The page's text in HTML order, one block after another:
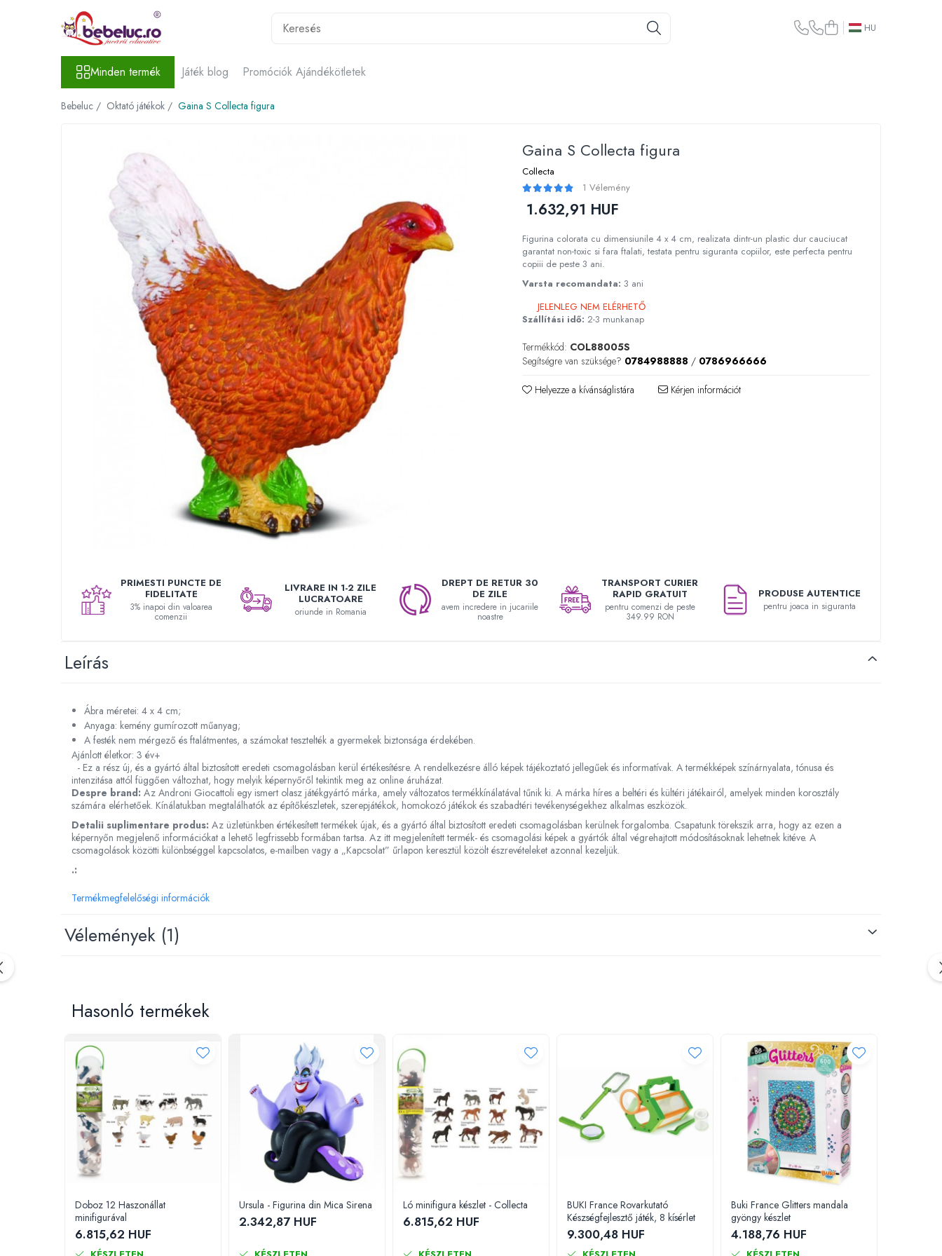
Minden termék
Játékok életkor szerint
Építő készletek gyerekeknek
Kísérleti készletek gyerekeknek
Kreativitást fejlesztő játékok
Gyerek Halloween jelmezek
Háziállat figurák
Montessori játékok
Különleges igények és Down-
Ábécés játékok
Számos játékok
Numberblocks készletek
Motoros készségfejlesztő játékok
Gyümölcs- és zöldségjátékok
Formakirakós
Baba játékok
Érzékelést fejlesztő játékok
Motoros játékok babáknak
Válogató játékok
Zenélő játékok babáknak
Mágneses játékok
Társasjátékok
Logikai játékok
HU
Minden termék Játék blog Promóciók Ajándékötletek
Bebeluc / Oktató játékok / Gaina S Collecta figura
Gaina S Collecta figura
Collecta
1 Vélemény
1.632,91 HUF
Figurina colorata cu dimensiunile 4 x 4 cm, realizata dintr-un plastic dur cauciucat
garantat non-toxic si fara ftalati, testata pentru siguranta copiilor, este perfecta pentru
copiii de peste 3 ani.
Varsta recomandata:3 ani
JELENLEG NEM ELÉRHETŐ
Szállítási idő: 2-3 munkanap
Termékkód: COL88005S
Segítségre van szüksége? 0784988888 / 0786966666
Helyezze a kívánságlistára Kérjen információt
PRIMESTI PUNCTE DE
FIDELITATE
3% inapoi din valoarea
comenzii
LIVRARE IN 1-2 ZILE
LUCRATOARE
oriunde in Romania
DREPT DE RETUR 30
DE ZILE
avem incredere in jucariile
noastre
TRANSPORT CURIER
RAPID GRATUIT
pentru comenzi de peste
349.99 RON
PRODUSE AUTENTICE
pentru joaca in siguranta
Leírás
Ábra méretei: 4 x 4 cm;
Anyaga: kemény gumírozott műanyag;
A festék nem mérgező és ftalátmentes, a számokat tesztelték a gyermekek biztonsága érdekében.
Ajánlott életkor: 3 év+
- Ez a rész új, és a gyártó által biztosított eredeti csomagolásban kerül értékesítésre. A rendelkezésre álló képek tájékoztató jellegűek és informatívak. A termékképek színárnyalata, tónusa és
intenzitása attól függően változhat, hogy melyik képernyőről tekintik meg az online áruházat.
Despre brand: Az Androni Giocattoli egy ismert olasz játékgyártó márka, amely változatos termékkínálatával tűnik ki. A márka híres a beltéri és kültéri játékairól, amelyek minden korosztály
számára elérhetőek. Kínálatukban megtalálhatók az építőkészletek, szerepjátékok, homokozó játékok és szabadtéri tevékenységekhez alkalmas eszközök.
Detalii suplimentare produs: Az üzletünkben értékesített termékek újak, és a gyártó által biztosított eredeti csomagolásban kerülnek forgalomba. Csapatunk törekszik arra, hogy az ezen a
képernyőn megjelenő információkat a lehető legfrissebb formában tartsa. Az itt megjelenített termék- és csomagolási képek a gyártók által végrehajtott módosításoknak lehetnek kitéve. A
csomagolások közötti különbséggel kapcsolatos, e-mailben vagy a „Kapcsolat” űrlapon keresztül közölt észrevételeket azonnal kezeljük.
.:
Termékmegfelelőségi információk
Vélemények (1)
Hasonló termékek
Doboz 12 Haszonállat
minifigurával
6.815,62 HUF
Ursula - Figurina din Mica Sirena
2.342,87 HUF
Ló minifigura készlet - Collecta
6.815,62 HUF
BUKI France Rovarkutató
Készségfejlesztő játék, 8 kísérlet
9.300,48 HUF
Buki France Glitters mandala
gyöngy készlet
4.188,76 HUF